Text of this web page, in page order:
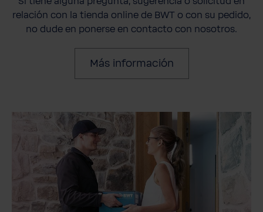
relación con la tienda online de BWT o con su pedido,
no dude en ponerse en contacto con nosotros.
Más información